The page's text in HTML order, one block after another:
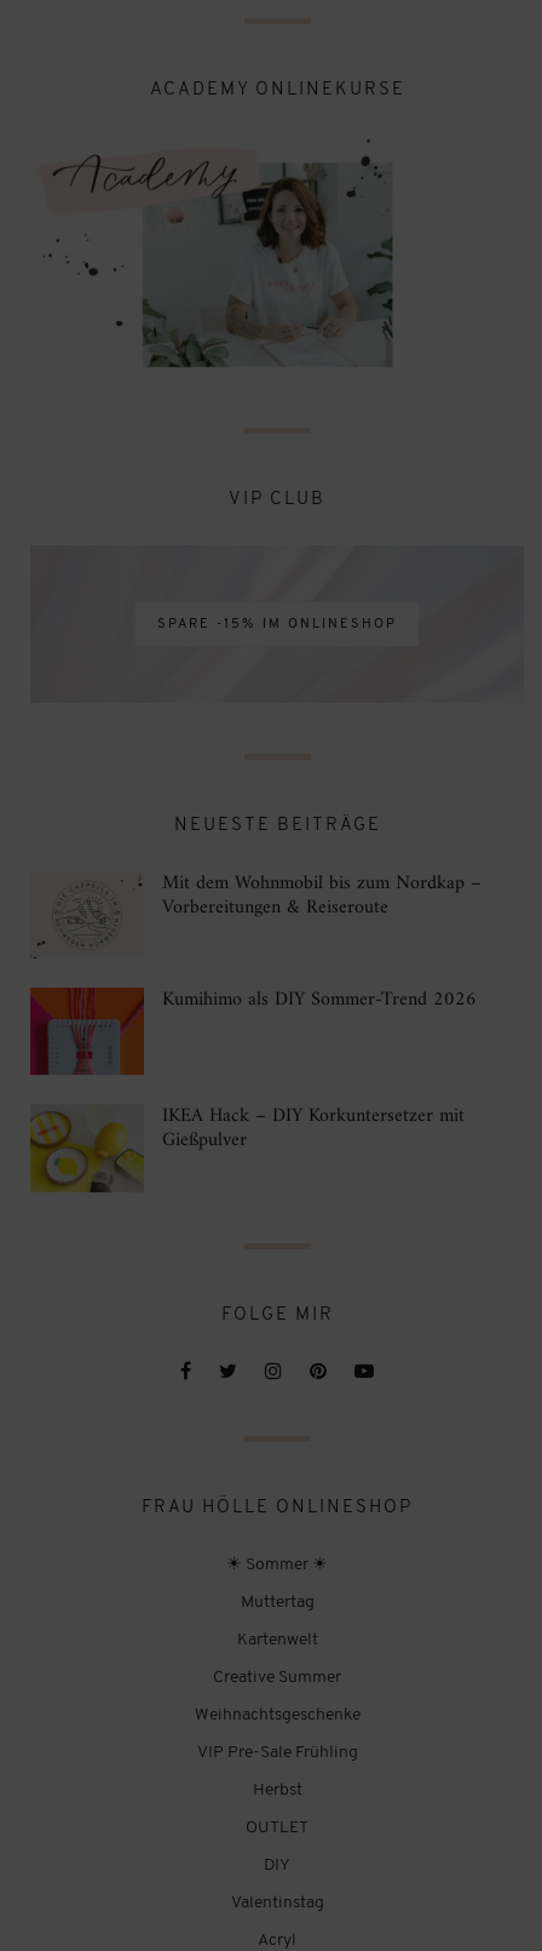
ACADEMY ONLINEKURSE
VIP CLUB
SPARE -15% IM ONLINESHOP
NEUESTE BEITRÄGE
Mit dem Wohnmobil bis zum Nordkap –
Vorbereitungen & Reiseroute
Kumihimo als DIY Sommer-Trend 2026
IKEA Hack – DIY Korkuntersetzer mit
Gießpulver
FOLGE MIR
FRAU HÖLLE ONLINESHOP
☀ Sommer ☀
Muttertag
Kartenwelt
Creative Summer
Weihnachtsgeschenke
VIP Pre-Sale Frühling
Herbst
OUTLET
DIY
Valentinstag
Acryl